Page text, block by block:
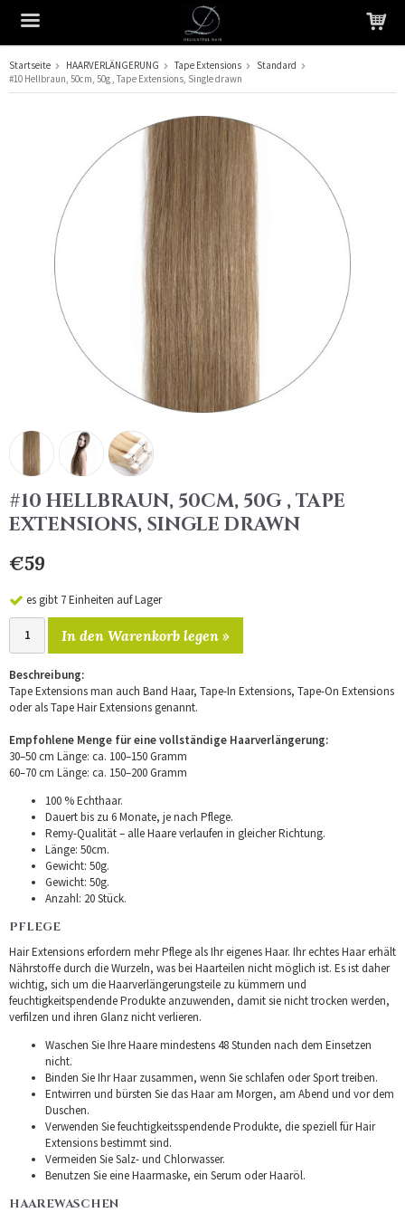
Das Produkt wurde in Ihren Warenkorb gelegt
Startseite HAARVERLÄNGERUNG Tape Extensions
Standard
#10 Hellbraun, 50cm, 50g , Tape Extensions, Single drawn
#10 HELLBRAUN, 50CM, 50G , TAPE
EXTENSIONS, SINGLE DRAWN
€59
es gibt 7 Einheiten auf Lager
In den Warenkorb legen »
Beschreibung:
Tape Extensions man auch Band Haar, Tape-In Extensions, Tape-On Extensions
oder als Tape Hair Extensions genannt.
Empfohlene Menge für eine vollständige Haarverlängerung:
30–50 cm Länge: ca. 100–150 Gramm
60–70 cm Länge: ca. 150–200 Gramm
100 % Echthaar.
Dauert bis zu 6 Monate, je nach Pflege.
Remy-Qualität – alle Haare verlaufen in gleicher Richtung.
Länge: 50cm.
Gewicht: 50g.
Gewicht: 50g.
Anzahl: 20 Stück.
PFLEGE
Hair Extensions erfordern mehr Pflege als Ihr eigenes Haar. Ihr echtes Haar erhält
Nährstoffe durch die Wurzeln, was bei Haarteilen nicht möglich ist. Es ist daher
wichtig, sich um die Haarverlängerungsteile zu kümmern und
feuchtigkeitspendende Produkte anzuwenden, damit sie nicht trocken werden,
verfilzen und ihren Glanz nicht verlieren.
Waschen Sie Ihre Haare mindestens 48 Stunden nach dem Einsetzen
nicht.
Binden Sie Ihr Haar zusammen, wenn Sie schlafen oder Sport treiben.
Entwirren und bürsten Sie das Haar am Morgen, am Abend und vor dem
Duschen.
Verwenden Sie feuchtigkeitsspendende Produkte, die speziell für Hair
Extensions bestimmt sind.
Vermeiden Sie Salz- und Chlorwasser.
Benutzen Sie eine Haarmaske, ein Serum oder Haaröl.
HAAREWASCHEN